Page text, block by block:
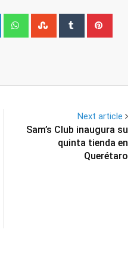
LinkedIn WhatsappStumbleUpon
Tumblr
Next article
Sam’s Club inaugura su
quinta tienda en
Querétaro